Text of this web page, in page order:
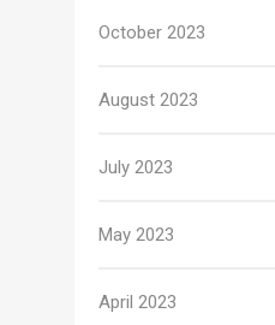
October 2023
August 2023
July 2023
May 2023
April 2023